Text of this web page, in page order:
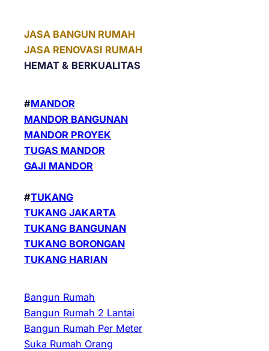
JASA BANGUN RUMAH
JASA RENOVASI RUMAH
HEMAT & BERKUALITAS
#MANDOR
MANDOR BANGUNAN
MANDOR PROYEK
TUGAS MANDOR
GAJI MANDOR
#TUKANG
TUKANG JAKARTA
TUKANG BANGUNAN
TUKANG BORONGAN
TUKANG HARIAN
Bangun Rumah
Bangun Rumah 2 Lantai
Bangun Rumah Per Meter
Suka Rumah Orang